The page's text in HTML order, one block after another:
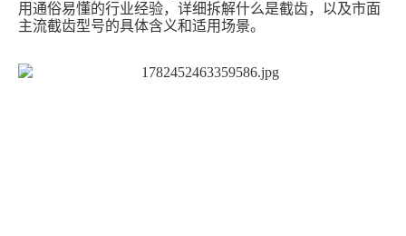
用通俗易懂的行业经验，详细拆解什么是截齿，以及市面
主流截齿型号的具体含义和适用场景。